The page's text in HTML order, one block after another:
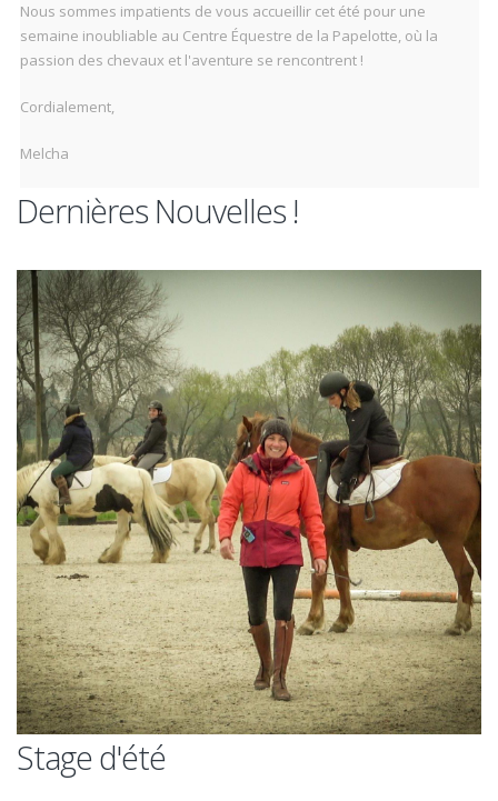
Nous sommes impatients de vous accueillir cet été pour une
semaine inoubliable au Centre Équestre de la Papelotte, où la
passion des chevaux et l'aventure se rencontrent !
Cordialement,
Melcha
Dernières Nouvelles !
Stage d'été